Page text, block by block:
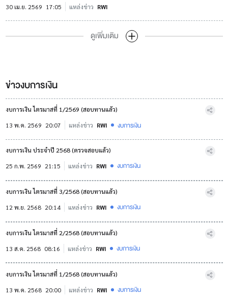
30 เม.ย. 2569 17:05 แหล่งข่าว RWI
ดูเพิ่มเติม
ข่าวงบการเงิน
งบการเงิน ไตรมาสที่ 1/2569 (สอบทานแล้ว)
13 พ.ค. 2569 20:07 แหล่งข่าว RWI งบการเงิน
งบการเงิน ประจำปี 2568 (ตรวจสอบแล้ว)
25 ก.พ. 2569 21:15 แหล่งข่าว RWI งบการเงิน
งบการเงิน ไตรมาสที่ 3/2568 (สอบทานแล้ว)
12 พ.ย. 2568 20:14 แหล่งข่าว RWI งบการเงิน
งบการเงิน ไตรมาสที่ 2/2568 (สอบทานแล้ว)
13 ส.ค. 2568 08:16 แหล่งข่าว RWI งบการเงิน
งบการเงิน ไตรมาสที่ 1/2568 (สอบทานแล้ว)
13 พ.ค. 2568 20:00 แหล่งข่าว RWI งบการเงิน